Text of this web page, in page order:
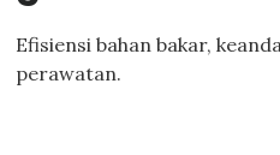
Efisiensi bahan bakar,
perawatan.